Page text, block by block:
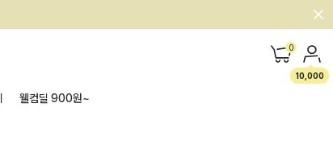
0
10,000
웰컴딜 900원~